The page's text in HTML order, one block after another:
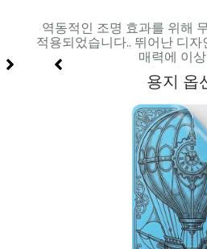
역동적인 조명 효과를 위해
적용되었습니다.. 뛰어난 디
매력에 이
용지 옵